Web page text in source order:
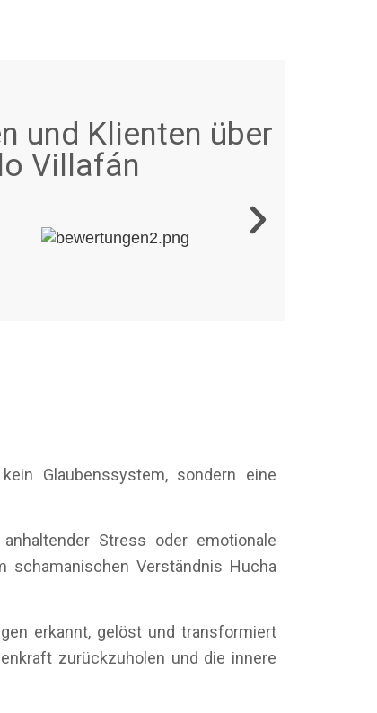
und Klienten über
Villafán
Glaubenssystem, sondern eine
Stress oder emotionale
schamanischen Verständnis Hucha
erkannt, gelöst und transformiert
zurückzuholen und die innere